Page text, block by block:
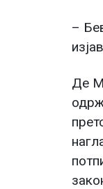
–
Де